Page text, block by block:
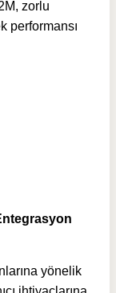
zorlu
performansı
yönelik